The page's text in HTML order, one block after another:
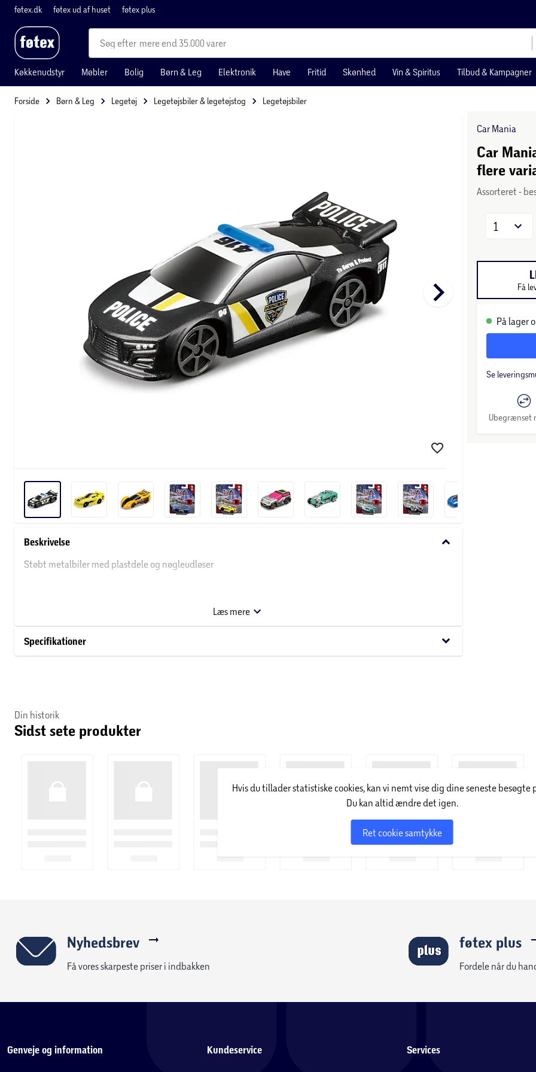
føtex.dk føtex ud af huset føtex plus
mere end 35.000 varer
Køkkenudstyr Møbler Bolig Børn & Leg Elektronik Have Fritid Skønhed Vin & Spiritus Tilbud & Kampagner
Forside Børn & Leg Legetøj Legetøjsbiler & legetøjstog Legetøjsbiler
keyboard_arrow_right
Beskrivelse keyboard_arrow_down
Støbt metalbiler med plastdele og nøgleudløser
Målestok: 1:64
BEMÆRK! Varen er assorteret, og en specifik variant kan ikke garanteres.
Læs mere
Specifikationer keyboard_arrow_down
Car Mania
Car
flere
Assorteret -
1
Få
På lager
Se
Ubegrænset
Din historik
Sidst sete produkter
Hvis du tillader statistiske cookies, kan vi nemt vise dig dine seneste besøgte
Du kan altid ændre det igen.
Ret cookie samtykke
Nyhedsbrev
Få vores skarpeste priser i indbakken
føtex plus
Fordele når du
Genveje og information Kundeservice Services